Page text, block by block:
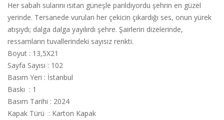
Her sabah sularını ısıtan güneşle parıldıyordu şehrin en güzel
yerinde. Tersanede vurulan her çekicin çıkardığı ses, onun yürek
atışıydı; dalga dalga yayılırdı şehre. Şairlerin dizelerinde,
ressamların tuvallerindeki sayısız renkti.
Boyut : 13,5X21
Sayfa Sayısı : 102
Basım Yeri : İstanbul
Baskı : 1
Basım Tarihi : 2024
Kapak Türü : Karton Kapak